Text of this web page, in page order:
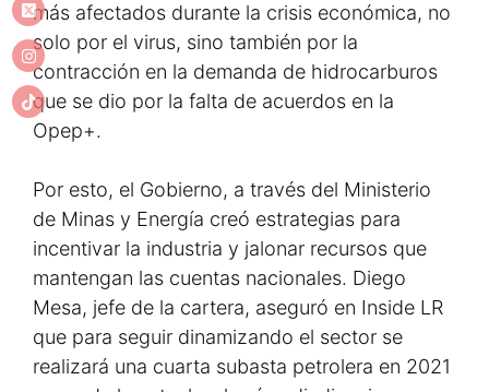
más afectados durante la crisis económica, no
solo por el virus, sino también por la
contracción en la demanda de hidrocarburos
que se dio por la falta de acuerdos en la
Opep+.
Por esto, el Gobierno, a través del Ministerio
de Minas y Energía creó estrategias para
incentivar la industria y jalonar recursos que
mantengan las cuentas nacionales. Diego
Mesa, jefe de la cartera, aseguró en Inside LR
que para seguir dinamizando el sector se
realizará una cuarta subasta petrolera en 2021